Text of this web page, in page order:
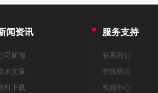
闻资讯
司新闻
术文章
料下载
服务支持
联系我们
在线留言
视频中心